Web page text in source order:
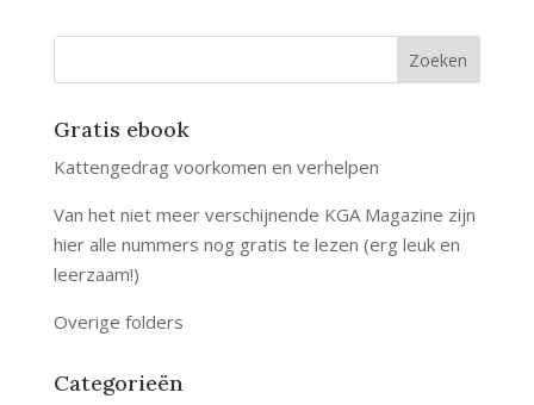
Gratis ebook
Kattengedrag voorkomen en verhelpen
Van het niet meer verschijnende KGA Magazine zijn
hier alle nummers nog gratis te lezen (erg leuk en
leerzaam!)
Overige folders
Categorieën